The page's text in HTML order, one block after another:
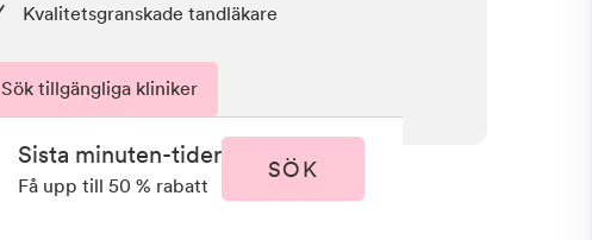
Kvalitetsgranskade tandläkare
Sök tillgängliga kliniker
Sista minuten-tider
Få upp till 50 % rabatt
SÖK